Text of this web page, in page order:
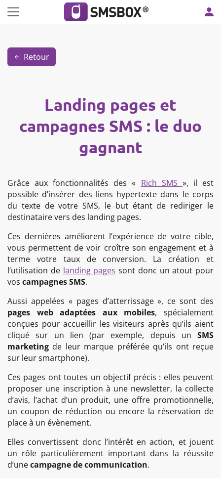
Panneau de gestion des cookies
Retour
Landing pages et
campagnes SMS : le duo
gagnant
Grâce aux fonctionnalités des « Rich SMS », il est
possible d’insérer des liens hypertexte dans le corps
du texte de votre SMS, le but étant de rediriger le
destinataire vers des landing pages.
Ces dernières améliorent l’expérience de votre cible,
vous permettent de voir croître son engagement et à
terme votre taux de conversion. La création et
l’utilisation de landing pages sont donc un atout pour
vos campagnes SMS.
Aussi appelées « pages d’atterrissage », ce sont des
pages web adaptées aux mobiles, spécialement
conçues pour accueillir les visiteurs après qu’ils aient
cliqué sur un lien (par exemple, depuis un SMS
marketing de leur marque préférée qu’ils ont reçue
sur leur smartphone).
Ces pages ont toutes un objectif précis : elles peuvent
proposer une inscription à une newsletter, la collecte
d’avis, l’achat d’un produit, une offre promotionnelle,
un coupon de réduction ou encore la réservation de
place à un évènement.
Elles convertissent donc l’intérêt en action, et jouent
un rôle particulièrement important dans la réussite
d’unecampagne de communication.